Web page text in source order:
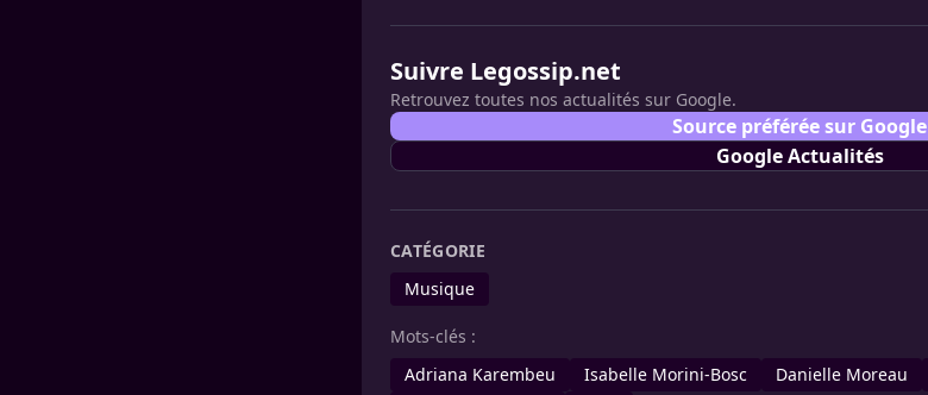
Suivre Legossip.net
Retrouvez toutes nos actualités sur Google.
Source préférée sur Google
Google Actualités
CATÉGORIE
Musique
Mots-clés :
Adriana Karembeu
Isabelle Morini-Bosc Danielle Moreau